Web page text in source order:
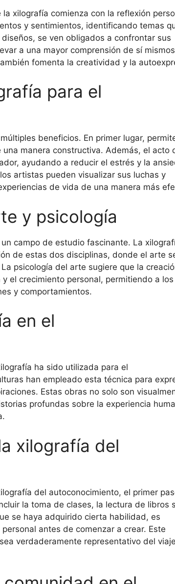
xilografía comienza con la reflexión
y sentimientos, identificando temas
se ven obligados a confrontar sus
a una mayor comprensión de sí
fomenta la creatividad y la
para el
beneficios. En primer lugar,
manera constructiva. Además, el acto
ayudando a reducir el estrés y la
artistas pueden visualizar sus luchas y
de vida de una manera más
y psicología
campo de estudio fascinante. La
de estas dos disciplinas, donde el arte
psicología del arte sugiere que la
el crecimiento personal, permitiendo a los
y comportamientos.
en el
ha sido utilizada para el
han empleado esta técnica para
Estas obras no solo son
profundas sobre la experiencia
xilografía del
del autoconocimiento, el primer
la toma de clases, la lectura de libros
se haya adquirido cierta habilidad, es
antes de comenzar a crear. Este
verdaderamente representativo del viaje